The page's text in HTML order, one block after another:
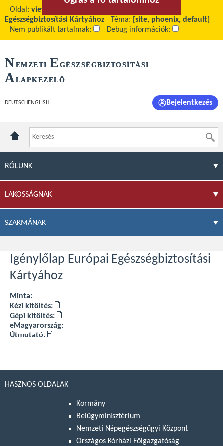
Oldal: view
Egészségbiztosítási Kártyához
Téma:
[site, phoenix, default]
Nem publikált tartalmak:
Debug információk:
NEMZETI E GÉSZSÉGBIZTOSÍTÁSI
ALAPKEZELŐ
DEUTSCH ENGLISH Bejelentkezés
RÓLUNK
LAKOSSÁGNAK
SZAKMÁNAK
Igénylőlap Európai Egészségbiztosítási
Kártyához
Minta:
Kézi kitöltés:
Gépi kitöltés:
eMagyarország:
Útmutató:
HASZNOS OLDALAK
Kormány
Belügyminisztérium
Nemzeti Népegészségügyi Központ
Országos Kórházi Főigazgatóság